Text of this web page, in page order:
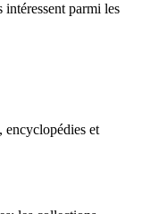
parmi les
encyclopédies et